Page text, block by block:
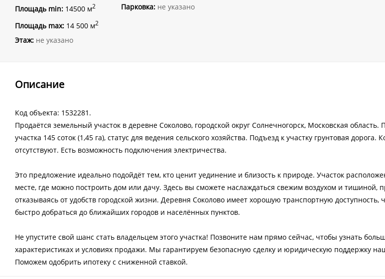
Площадь min: 14500 м2
Площадь max: 14 500 м2
Этаж: не указано
Парковка: не указано
Описание
Код объекта: 1532281.
Продаётся земельный участок в деревне Соколово, городской округ Солнечногорск, Московская область.
участка 145 соток (1,45 га), статус для ведения сельского хозяйства. Подъезд к участку грунтовая дорога.
отсутствуют. Есть возможность подключения электричества.
Это предложение идеально подойдёт тем, кто ценит уединение и близость к природе. Участок
месте, где можно построить дом или дачу. Здесь вы сможете наслаждаться свежим воздухом и тишиной,
отказываясь от удобств городской жизни. Деревня Соколово имеет хорошую транспортную доступность,
быстро добраться до ближайших городов и населённых пунктов.
Не упустите свой шанс стать владельцем этого участка! Позвоните нам прямо сейчас, чтобы узнать
характеристиках и условиях продажи. Мы гарантируем безопасную сделку и юридическую поддержку
Поможем одобрить ипотеку с сниженной ставкой.